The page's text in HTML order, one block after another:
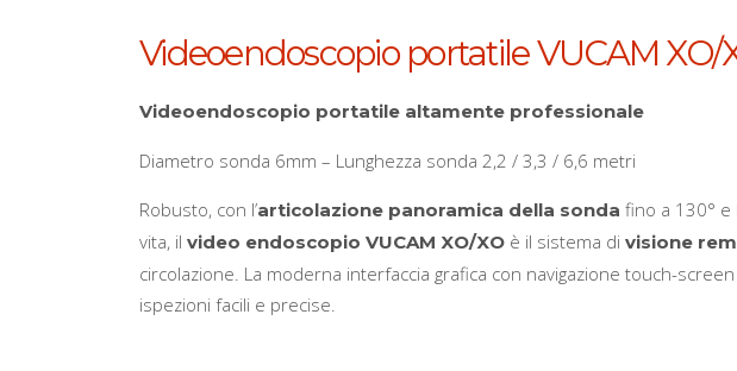
Videoendoscopio portatile VUCAM XO/
Videoendoscopio portatile altamente professionale
Diametro sonda 6mm – Lunghezza sonda 2,2 / 3,3 / 6,6 metri
Robusto, con l’articolazione panoramica della sonda fino a 130° e
vita, il video endoscopio VUCAM XO/XO è il sistema di visione
circolazione. La moderna interfaccia grafica con navigazione touch-
ispezioni facili e precise.